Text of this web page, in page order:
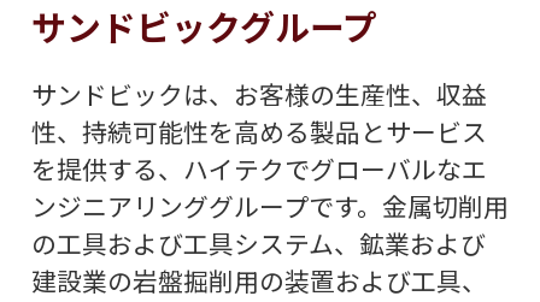
サンドビックグループ
サンドビックは、お客様の生産性、収益
性、持続可能性を高める製品とサービス
を提供する、ハイテクでグローバルなエ
ンジニアリンググループです。金属切削用
の工具および工具システム、鉱業および
建設業の岩盤掘削用の装置および工具、